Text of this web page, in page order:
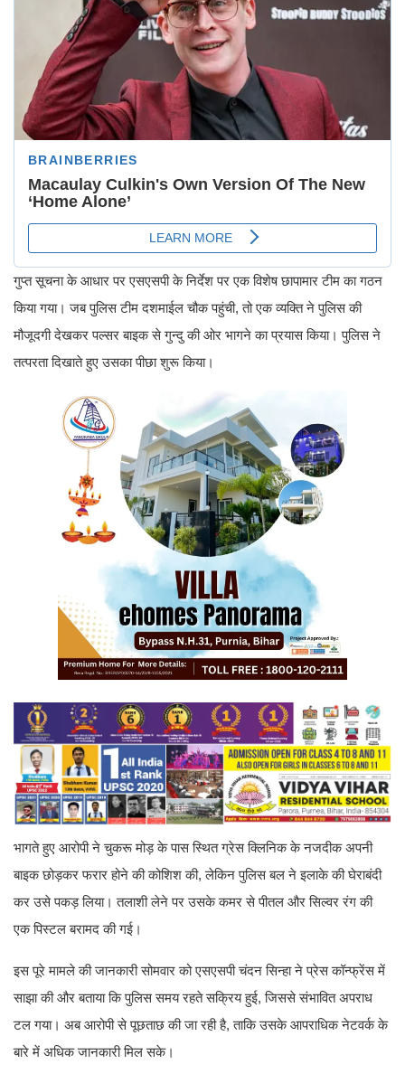
गुप्त सूचना के आधार पर एसएसपी के निर्देश पर एक विशेष छापामार टीम का गठन
किया गया। जब पुलिस टीम दशमाईल चौक पहुंची, तो एक व्यक्ति ने पुलिस की
मौजूदगी देखकर पल्सर बाइक से गुन्दु की ओर भागने का प्रयास किया। पुलिस ने
तत्परता दिखाते हुए उसका पीछा शुरू किया।
भागते हुए आरोपी ने चुकरू मोड़ के पास स्थित ग्रेस क्लिनिक के नजदीक अपनी
बाइक छोड़कर फरार होने की कोशिश की, लेकिन पुलिस बल ने इलाके की घेराबंदी
कर उसे पकड़ लिया। तलाशी लेने पर उसके कमर से पीतल और सिल्वर रंग की
एक पिस्टल बरामद की गई।
इस पूरे मामले की जानकारी सोमवार को एसएसपी चंदन सिन्हा ने प्रेस कॉन्फ्रेंस में
साझा की और बताया कि पुलिस समय रहते सक्रिय हुई, जिससे संभावित अपराध
टल गया। अब आरोपी से पूछताछ की जा रही है, ताकि उसके आपराधिक नेटवर्क के
बारे में अधिक जानकारी मिल सके।